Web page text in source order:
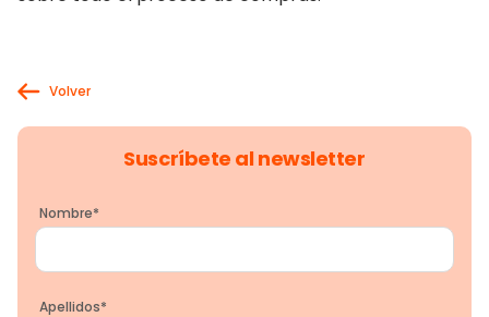
Volver
Suscríbete al newsletter
Nombre*
Apellidos*